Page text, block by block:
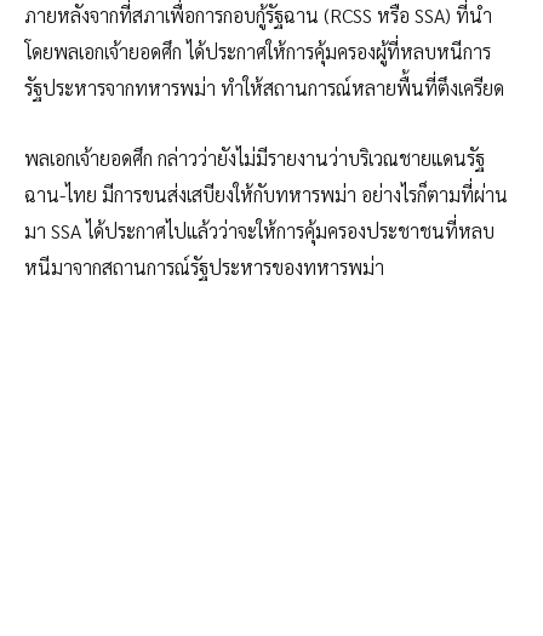
ภายหลังจากที่สภาเพื่อการกอบกู้รัฐฉาน (RCSS หรือ SSA) ที่นำ
โดยพลเอกเจ้ายอดศึก ได้ประกาศให้การคุ้มครองผู้ที่หลบหนีการ
รัฐประหารจากทหารพม่า ทำให้สถานการณ์หลายพื้นที่ตึงเครียด
พลเอกเจ้ายอดศึก กล่าวว่ายังไม่มีรายงานว่าบริเวณชายแดนรัฐ
ฉาน-ไทย มีการขนส่งเสบียงให้กับทหารพม่า อย่างไรก็ตามที่ผ่าน
มา SSA ได้ประกาศไปแล้วว่าจะให้การคุ้มครองประชาชนที่หลบ
หนีมาจากสถานการณ์รัฐประหารของทหารพม่า